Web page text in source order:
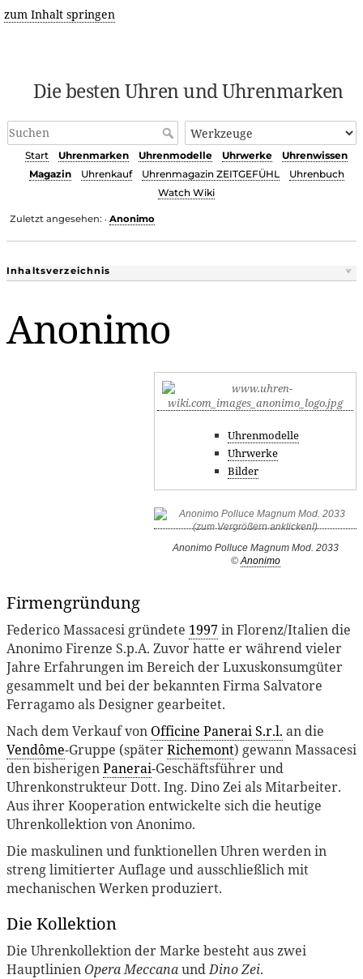
zum Inhalt springen
Die besten Uhren und Uhrenmarken
Start Uhrenmarken Uhrenmodelle Uhrwerke
Uhrenwissen
Magazin
Uhrenkauf Uhrenmagazin ZEITGEFÜHL
Uhrenbuch
Watch Wiki
Zuletzt angesehen: • Anonimo
Inhaltsverzeichnis
Anonimo
Uhrenmodelle
Uhrwerke
Bilder
Anonimo Polluce Magnum Mod. 2033
© Anonimo
Firmengründung
Federico Massacesi gründete 1997in Florenz/Italien die
Anonimo Firenze S.p.A. Zuvor hatte er während vieler
Jahre Erfahrungen im Bereich der Luxuskonsumgüter
gesammelt und bei der bekannten Firma Salvatore
Ferragamo als Designer gearbeitet.
Nach dem Verkauf von Officine Panerai S.r.l. an die
Vendôme-Gruppe (späterRichemont) gewann Massacesi
den bisherigenPanerai-Geschäftsführer und
Uhrenkonstrukteur Dott. Ing. Dino Zei als Mitarbeiter.
Aus ihrer Kooperation entwickelte sich die heutige
Uhrenkollektion von Anonimo.
Die maskulinen und funktionellen Uhren werden in
streng limitierter Auflage und ausschließlich mit
mechanischen Werken produziert.
Die Kollektion
Die Uhrenkollektion der Marke besteht aus zwei
HauptlinienOpera MeccanaundDino Zei.